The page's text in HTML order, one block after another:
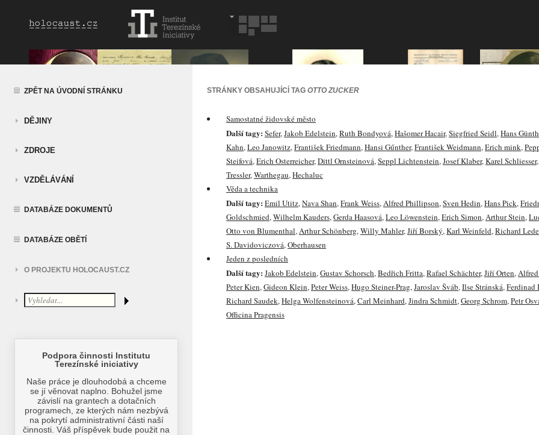
ZPĚT NA ÚVODNÍ STRÁNKU
DĚJINY
ZDROJE
VZDĚLÁVÁNÍ
DATABÁZE DOKUMENTŮ
DATABÁZE OBĚTÍ
O PROJEKTU HOLOCAUST.CZ
STRÁNKY OBSAHUJÍCÍ TAG OTTO ZUCKER
Samostatné židovské město
Další tagy: Sefer,Jakob Edelstein,Ruth Bondyová,Hašomer Hacair,Siegfried Seidl,Hans
Kahn,Leo Janowitz,František Friedmann,Hansi Gűnther,František Weidmann,Erich mink,
Steifová,Erich Osterreicher,Dittl Ornsteinová,Seppl Lichtenstein,Josef Klaber,Karel Schliesser,
Tressler,Warthegau,Hechaluc
Věda a technika
Další tagy: Emil Utitz,Nava Shan,Frank Weiss,Alfred Phillipson,Sven Hedin,Hans Pick,
Goldschmied,Wilhelm Kauders,Gerda Haasová,Leo Löwenstein,Erich Simon,Arthur Stein,
Otto von Blumenthal,Arthur Schönberg,Willy Mahler,Jiří Borský,Karl Weinfeld,Richard
S. Davidoviczová,Oberhausen
Jeden z posledních
Další tagy: Jakob Edelstein,Gustav Schorsch,Bedřich Fritta,Rafael Schächter,Jiří Orten,
Peter Kien,Gideon Klein,Peter Weiss,Hugo Steiner-Prag,Jaroslav Šváb,Ilse Stránská,Ferdinad
Richard Saudek,Helga Wolfensteinová,Carl Meinhard,Jindra Schmidt,Georg Schrom,Petr
Officina Pragensis